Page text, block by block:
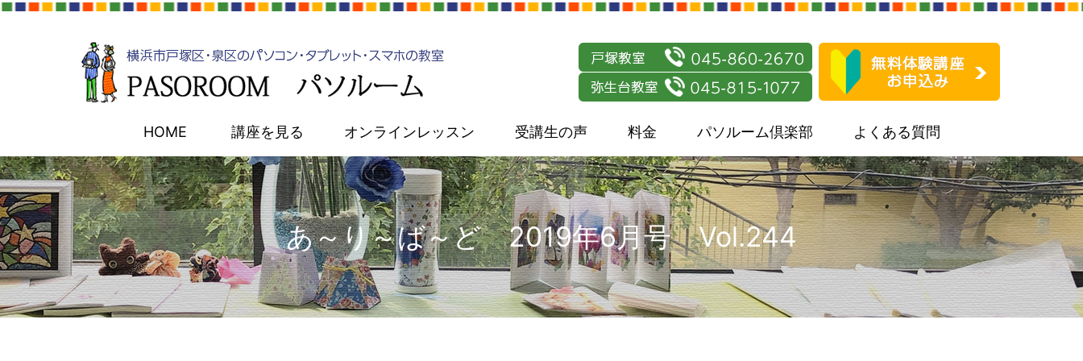
HOME 講座を見る オンラインレッスン 受講生の声 料金 パソルーム倶楽部 よくある質問
あ～り～ば～ど 2019年6月号 Vol.244